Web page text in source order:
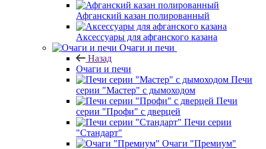
Афганский казан полированный
Аксессуары для афганского казана
Очаги и печи
Назад
Очаги и печи
Печи
серии "Мастер" с дымоходом
Печи
серии "Профи" с дверцей
Печи серии
"Стандарт"
Очаги "Премиум"